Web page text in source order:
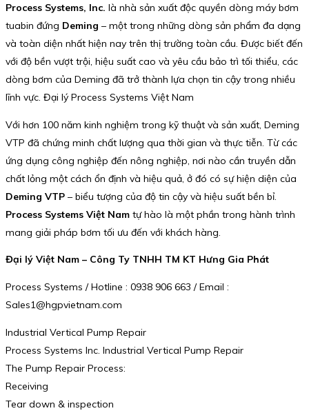
Process Systems, Inc. là nhà sản xuất độc quyền dòng máy bơm
tuabin đứng Deming – một trong những dòng sản phẩm đa dạng
và toàn diện nhất hiện nay trên thị trường toàn cầu. Được biết đến
với độ bền vượt trội, hiệu suất cao và yêu cầu bảo trì tối thiểu, các
dòng bơm của Deming đã trở thành lựa chọn tin cậy trong nhiều
lĩnh vực. Đại lý Process Systems Việt Nam
Với hơn 100 năm kinh nghiệm trong kỹ thuật và sản xuất, Deming
VTP đã chứng minh chất lượng qua thời gian và thực tiễn. Từ các
ứng dụng công nghiệp đến nông nghiệp, nơi nào cần truyền dẫn
chất lỏng một cách ổn định và hiệu quả, ở đó có sự hiện diện của
Deming VTP – biểu tượng của độ tin cậy và hiệu suất bền bỉ.
Process Systems Việt Nam tự hào là một phần trong hành trình
mang giải pháp bơm tối ưu đến với khách hàng.
Đại lý Việt Nam – Công Ty TNHH TM KT Hưng Gia Phát
Process Systems / Hotline : 0938 906 663 / Email :
Sales1@hgpvietnam.com
Industrial Vertical Pump Repair
Process Systems Inc. Industrial Vertical Pump Repair
The Pump Repair Process:
Receiving
Tear down & inspection